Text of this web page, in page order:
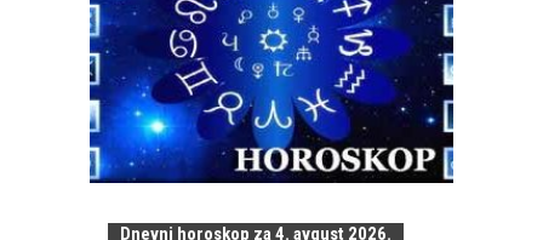
Dnevni horoskop za 4. avgust 2026.